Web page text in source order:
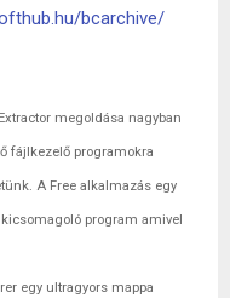
bcarchive/
megoldása nagyban
fájlkezelő programokra
A Free alkalmazás egy
program amivel
egy ultragyors mappa